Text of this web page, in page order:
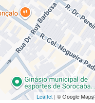
Leaflet | © Google Maps